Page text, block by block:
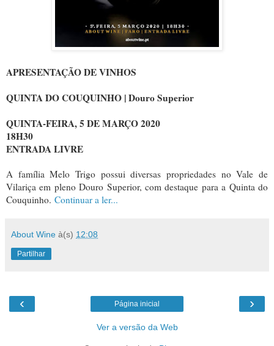
APRESENTAÇÃO DE VINHOS
QUINTA DO COUQUINHO | Douro Superior
QUINTA-FEIRA, 5 DE MARÇO 2020
18H30
ENTRADA LIVRE
A família Melo Trigo possui diversas propriedades no Vale de
Vilariça em pleno Douro Superior, com destaque para a Quinta do
Couquinho. Continuar a ler...
About Wine à(s) 12:08
Partilhar
‹ ›
Página inicial
Ver a versão da Web